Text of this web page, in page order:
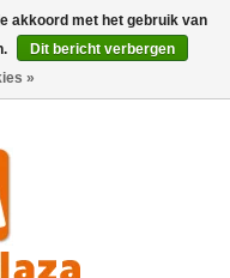
akkoord met het gebruik van
Dit bericht verbergen
»